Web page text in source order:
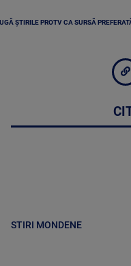
ȘTIRILE PROTV CA SURSĂ
STIRI MONDENE